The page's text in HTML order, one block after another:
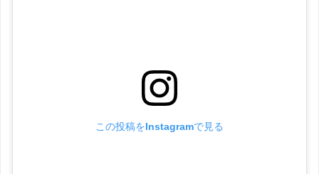
この投稿をInstagramで見る